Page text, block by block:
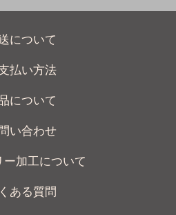
について
払い方法
について
い合わせ
ー加工について
ある質問